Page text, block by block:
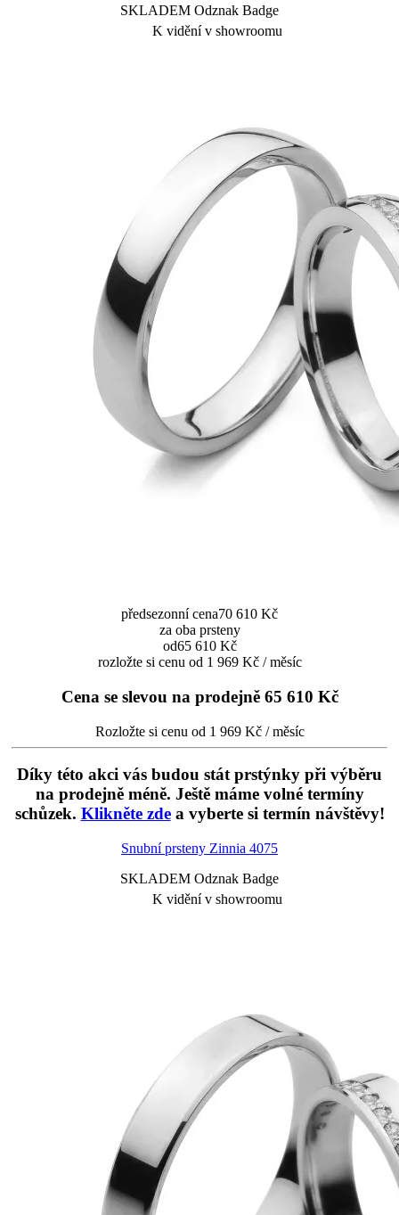
SKLADEM Odznak Badge
K vidění v showroomu
předsezonní cena70 610 Kč
za oba prsteny
od65 610 Kč
rozložte si cenu od 1 969 Kč / měsíc
Cena se slevou na prodejně 65 610 Kč
Rozložte si cenu od 1 969 Kč / měsíc
Díky této akci vás budou stát prstýnky při výběru
na prodejně méně. Ještě máme volné termíny
schůzek. Klikněte zdea vyberte si termín návštěvy!
Snubní prsteny Zinnia 4075
SKLADEM Odznak Badge
K vidění v showroomu